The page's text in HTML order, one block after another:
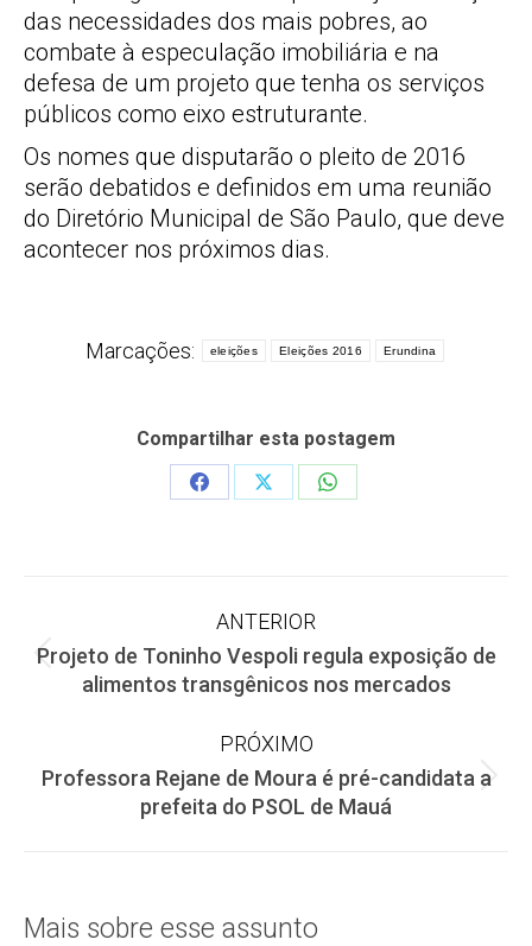
das necessidades dos mais pobres, ao
combate à especulação imobiliária e na
defesa de um projeto que tenha os serviços
públicos como eixo estruturante.
Os nomes que disputarão o pleito de 2016
serão debatidos e definidos em uma reunião
do Diretório Municipal de São Paulo, que deve
acontecer nos próximos dias.
Marcações: eleições Eleições 2016 Erundina
Compartilhar esta postagem
Share
Share
Share
Navegação
de
ANTERIOR
Post
anterior:
Projeto de Toninho Vespoli regula exposição de
alimentos transgênicos nos mercados
PRÓXIMO
Próximo
post:
Professora Rejane de Moura é pré-candidata a
prefeita do PSOL de Mauá
Mais sobre esse assunto